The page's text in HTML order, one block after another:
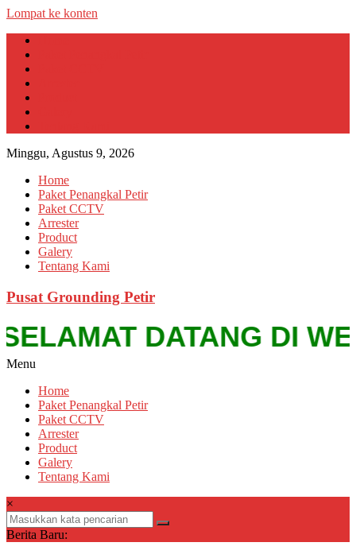
Lompat ke konten
Minggu, Agustus 9, 2026
Home
Paket Penangkal Petir
Paket CCTV
Arrester
Product
Galery
Tentang Kami
Pusat Grounding Petir
DATANG DI
Menu
Home
Paket Penangkal Petir
Paket CCTV
Arrester
Product
Galery
Tentang Kami
×
Berita Baru: